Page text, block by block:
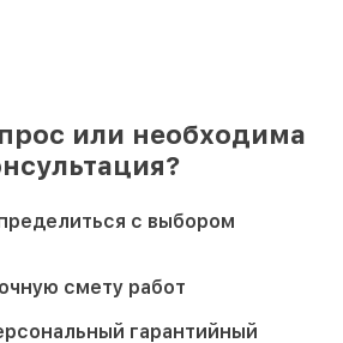
или необходима
с выбором
смету работ
гарантийный